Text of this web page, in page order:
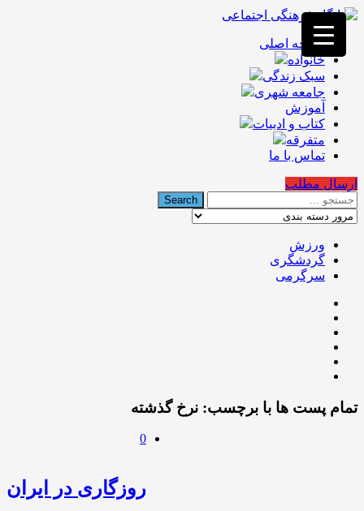
فصد
خون
غرب
تهران
خشکشویی
تصفیه
جرثقیل
برقی
طراحی
vip
امداد
باتری
صفحه اصلی
خانواده
سبک زندگی
جامعه شهری
آموزش
کتاب و ادبیات
متفرقه
تماس با ما
ارسال مطلب
ورزش
گردشگری
سرگرمی
تمام پست ها با برچسب: نرخ گذشته
0
روزگاری در ایران